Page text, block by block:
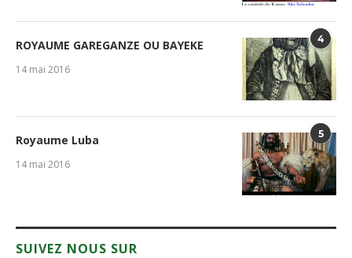
4
ROYAUME GAREGANZE OU BAYEKE
14 mai 2016
5
Royaume Luba
14 mai 2016
SUIVEZ NOUS SUR